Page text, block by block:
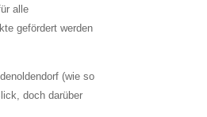
alle
gefördert werden
(wie so
doch darüber